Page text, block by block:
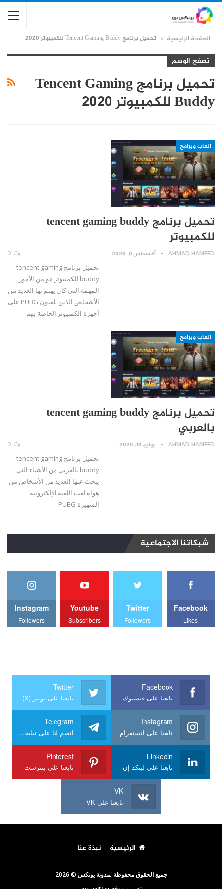
الصفحة الرئيسية تحميل برنامج Tencent Gaming Buddy للكمبيوتر 2020
تصفح الوسم
تحميل برنامج Tencent Gaming
Buddy للكمبيوتر 2020
العاب وبرامج
تحميل برنامج tencent gaming buddy
للكمبيوتر
AHMAD HAMEED أغسطس 9, 2020
تحميل برنامج tencent gaming
buddy للكمبيوتر هو من الأمور
المهمة التي كان يهتم بها العديد من
الأشخاص الذين يلعبون PUBG على
أجهزة الكمبيوتر الخاصة بهم
العاب وبرامج
تحميل برنامج tencent gaming buddy
بالعربي
AHMAD HAMEED يوليو 19, 2020
تحميل برنامج tencent gaming
buddy بالعربي من الأشياء التي
يبحث عنها العديد من الأشخاص من
هواة لعب اللعبة الإلكترونية
الشهيرة PUBG
شبكاتنا الاجتماعية
Facebook
Likes
Twitter
Followers
Youtube
Subscribers
Instagram
Followers
Facebook
تابعنا على فيسبوك
Twitter
تابعنا على تويتر (X)
Instagram
تابعنا على انستقرام
Telegram
انضم لنا على تيليجرام
Linkedin
تابعنا على لينكد إن
Pinterest
تابعنا على بنترست
VK
تابعنا على VK
الرئيسية نبذة عنا
جميع الحقوق محفوظة لمدونة يونكس © 2026